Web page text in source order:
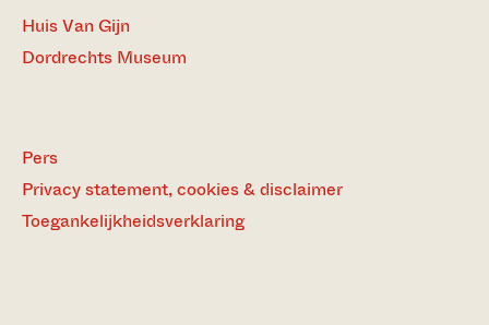
Huis Van Gijn
Dordrechts Museum
Pers
Privacy statement, cookies & disclaimer
Toegankelijkheidsverklaring